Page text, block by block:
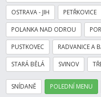
OSTRAVA - JIH PETŘKOVICE
POLANKA NAD ODROU
PUSTKOVEC RADVANICE A
STARÁ BĚLÁ SVINOV
SNÍDANĚ POLEDNÍ MENU